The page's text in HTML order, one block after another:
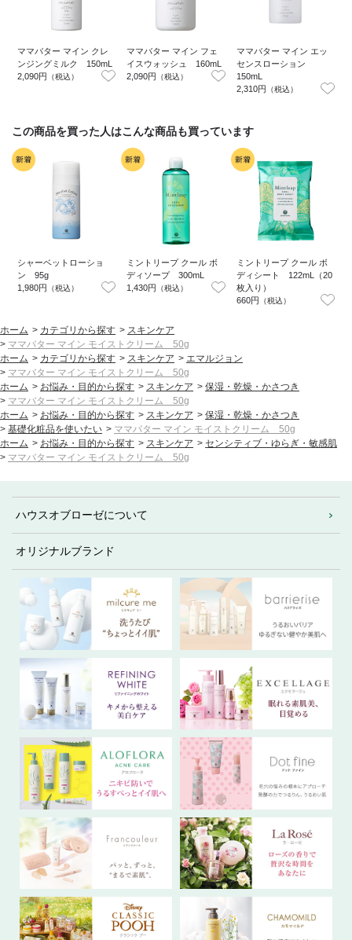
ママバター マイン クレ
ンジングミルク 150mL
2,090円 （税込）
ママバター マイン フェ
イスウォッシュ 160mL
2,090円
（税込）
ママバター マイン エッ
センスローション
150mL
2,310円 （税込）
この商品を買った人はこんな商品も買っています
シャーベットローショ
ン 95g
1,980円 （税込）
ミントリープ クール ボ
ディソープ 300mL
1,430円
（税込）
ミントリープ クール ボ
ディシート 122mL（20
枚入り）
660円 （税込）
ホーム > カテゴリから探す > スキンケア
> ママバター マイン モイストクリーム 50g
ホーム > カテゴリから探す > スキンケア > エマルジョン
> ママバター マイン モイストクリーム 50g
ホーム > お悩み・目的から探す > スキンケア > 保湿・乾燥・かさつき
> ママバター マイン モイストクリーム 50g
ホーム > お悩み・目的から探す > スキンケア > 保湿・乾燥・かさつき
> 基礎化粧品を使いたい > ママバター マイン モイストクリーム 50g
ホーム > お悩み・目的から探す > スキンケア > センシティブ・ゆらぎ・敏感肌
> ママバター マイン モイストクリーム 50g
ハウスオブローゼについて
オリジナルブランド